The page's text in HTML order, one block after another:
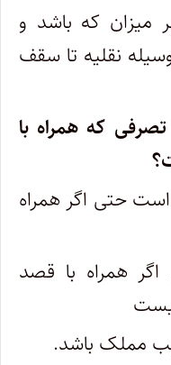
میزان که باشد و
نقلیه تا سقف
که همراه با
حتی اگر همراه
همراه با قصد